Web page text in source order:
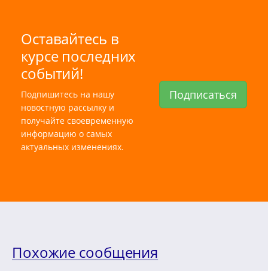
Оставайтесь в
курсе последних
событий!
Подпишитесь на нашу
новостную рассылку и
получайте своевременную
информацию о самых
актуальных изменениях.
Подписаться
Похожие сообщения